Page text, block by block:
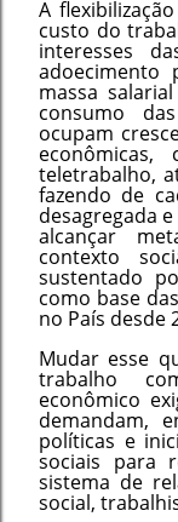
A
custo do
interesses
adoecimento
massa
consumo
ocupam
econômicas,
teletrabalho,
fazendo de
desagregada
alcançar
contexto
sustentado
como base
no País desde
Mudar esse
trabalho
econômico
demandam,
políticas e
sociais para
sistema de
social,